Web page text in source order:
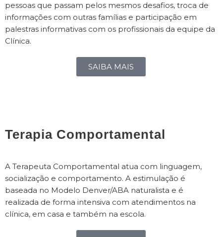
pessoas que passam pelos mesmos desafios, troca de
informações com outras famílias e participação em
palestras informativas com os profissionais da equipe da
Clínica.
SAIBA MAIS
Terapia Comportamental
A Terapeuta Comportamental atua com linguagem,
socialização e comportamento. A estimulação é
baseada no Modelo Denver/ABA naturalista e é
realizada de forma intensiva com atendimentos na
clínica, em casa e também na escola.